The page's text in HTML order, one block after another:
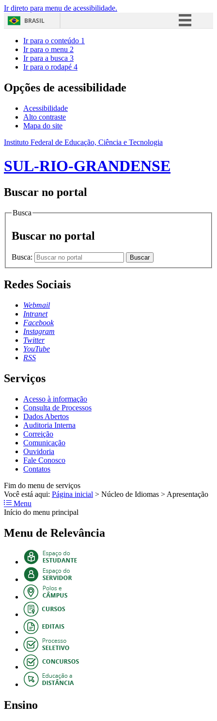
Ir direto para menu de acessibilidade.
BRASIL
Acesso à informação
Ir para o conteúdo 1
Ir para o menu 2
Ir para a busca 3
Ir para o rodapé 4
Opções de acessibilidade
Acessibilidade
Alto contraste
Mapa do site
Instituto Federal de Educação, Ciência e Tecnologia
SUL-RIO-GRANDENSE
Buscar no portal
Busca
Buscar no portal
Busca: Buscar
Redes Sociais
Webmail
Intranet
Facebook
Instagram
Twitter
YouTube
RSS
Serviços
Acesso à informação
Consulta de Processos
Dados Abertos
Auditoria Interna
Correição
Comunicação
Ouvidoria
Fale Conosco
Contatos
Fim do menu de serviços
Você está aqui: Página inicial > Núcleo de Idiomas > Apresentação
Menu
Início do menu principal
Menu de Relevância
Ensino